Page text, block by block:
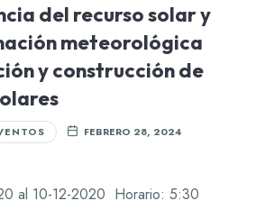
del recurso solar y
meteorológica
y construcción de
FEBRERO 28, 2024
al 10-12-2020 Horario: 5:30